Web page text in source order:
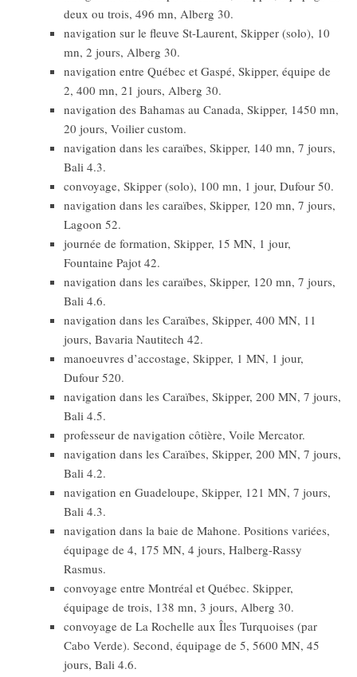
deux ou trois, 496 mn, Alberg 30.
navigation sur le fleuve St-Laurent, Skipper (solo), 10
mn, 2 jours, Alberg 30.
navigation entre Québec et Gaspé, Skipper, équipe de
2, 400 mn, 21 jours, Alberg 30.
navigation des Bahamas au Canada, Skipper, 1450 mn,
20 jours, Voilier custom.
navigation dans les caraïbes, Skipper, 140 mn, 7 jours,
Bali 4.3.
convoyage, Skipper (solo), 100 mn, 1 jour, Dufour 50.
navigation dans les caraïbes, Skipper, 120 mn, 7 jours,
Lagoon 52.
journée de formation, Skipper, 15 MN, 1 jour,
Fountaine Pajot 42.
navigation dans les caraïbes, Skipper, 120 mn, 7 jours,
Bali 4.6.
navigation dans les Caraïbes, Skipper, 400 MN, 11
jours, Bavaria Nautitech 42.
manoeuvres d’accostage, Skipper, 1 MN, 1 jour,
Dufour 520.
navigation dans les Caraïbes, Skipper, 200 MN, 7 jours,
Bali 4.5.
professeur de navigation côtière, Voile Mercator.
navigation dans les Caraïbes, Skipper, 200 MN, 7 jours,
Bali 4.2.
navigation en Guadeloupe, Skipper, 121 MN, 7 jours,
Bali 4.3.
navigation dans la baie de Mahone. Positions variées,
équipage de 4, 175 MN, 4 jours, Halberg-Rassy
Rasmus.
convoyage entre Montréal et Québec. Skipper,
équipage de trois, 138 mn, 3 jours, Alberg 30.
convoyage de La Rochelle aux Îles Turquoises (par
Cabo Verde). Second, équipage de 5, 5600 MN, 45
jours, Bali 4.6.